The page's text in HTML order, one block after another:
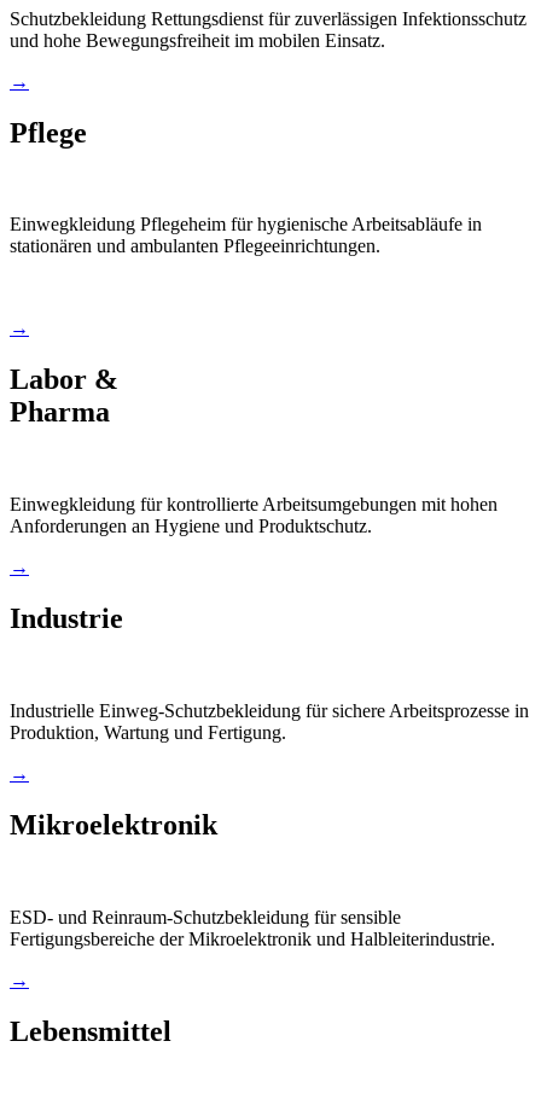
Schutzbekleidung Rettungsdienst für zuverlässigen Infektionsschutz
und hohe Bewegungsfreiheit im mobilen Einsatz.
→
Pflege
Einwegkleidung Pflegeheim für hygienische Arbeitsabläufe in
stationären und ambulanten Pflegeeinrichtungen.
→
Labor &
Pharma
Einwegkleidung für kontrollierte Arbeitsumgebungen mit hohen
Anforderungen an Hygiene und Produktschutz.
→
Industrie
Industrielle Einweg-Schutzbekleidung für sichere Arbeitsprozesse in
Produktion, Wartung und Fertigung.
→
Mikroelektronik
ESD- und Reinraum-Schutzbekleidung für sensible
Fertigungsbereiche der Mikroelektronik und Halbleiterindustrie.
→
Lebensmittel